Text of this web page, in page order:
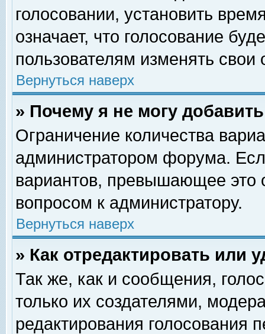
голосовании, установить
означает, что голосование
пользователям изменять свои
Вернуться наверх
» Почему я не могу
Ограничение количества
администратором форума.
вариантов, превышающее это
вопросом к администратору.
Вернуться наверх
» Как отредактировать или
Так же, как и сообщения,
только их создателями,
редактирования голосования